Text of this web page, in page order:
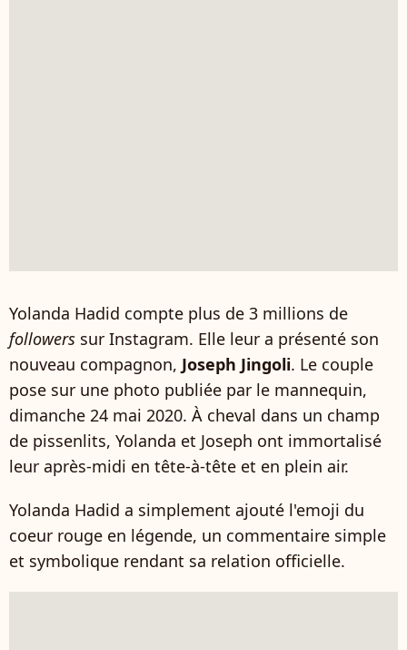
Yolanda Hadid compte plus de 3 millions de
followers sur Instagram. Elle leur a présenté son
nouveau compagnon, Joseph Jingoli. Le couple
pose sur une photo publiée par le mannequin,
dimanche 24 mai 2020. À cheval dans un champ
de pissenlits, Yolanda et Joseph ont immortalisé
leur après-midi en tête-à-tête et en plein air.
Yolanda Hadid a simplement ajouté l'emoji du
coeur rouge en légende, un commentaire simple
et symbolique rendant sa relation officielle.